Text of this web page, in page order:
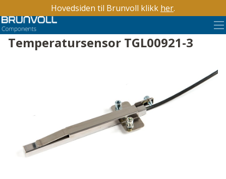
Hovedsiden til Brunvoll klikk her.
Temperatursensor TGL00921-3